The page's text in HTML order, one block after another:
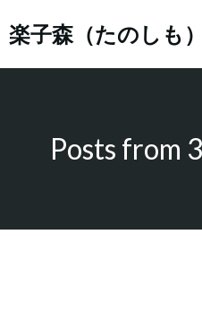
楽子森（たのしも）
Posts from